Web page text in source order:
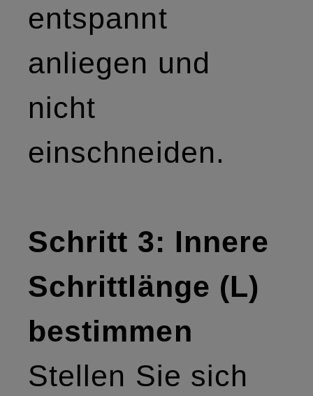
entspannt
anliegen und
nicht
einschneiden.
Schritt 3: Innere
Schrittlänge (L)
bestimmen
Stellen Sie sich